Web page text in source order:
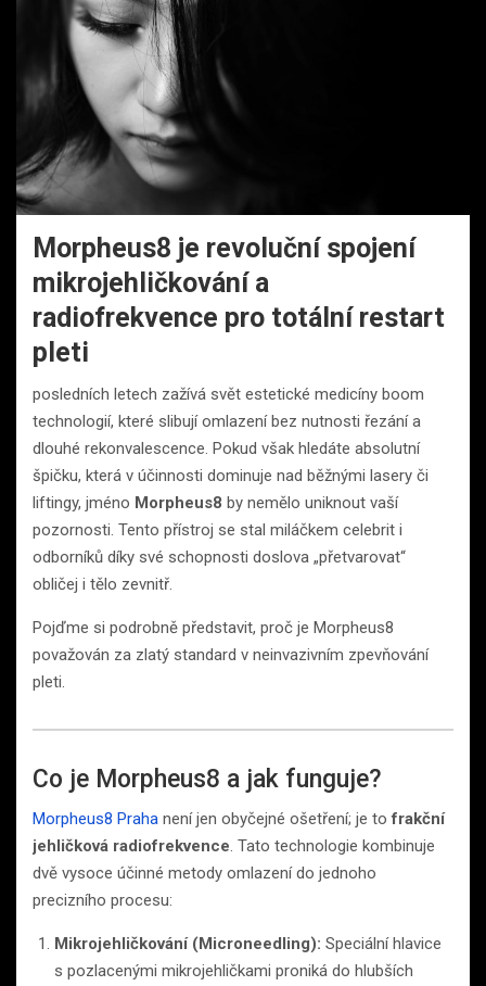
Morpheus8 je revoluční spojení
mikrojehličkování a
radiofrekvence pro totální restart
pleti
posledních letech zažívá svět estetické medicíny boom
technologií, které slibují omlazení bez nutnosti řezání a
dlouhé rekonvalescence. Pokud však hledáte absolutní
špičku, která v účinnosti dominuje nad běžnými lasery či
liftingy, jméno Morpheus8 by nemělo uniknout vaší
pozornosti. Tento přístroj se stal miláčkem celebrit i
odborníků díky své schopnosti doslova „přetvarovat“
obličej i tělo zevnitř.
Pojďme si podrobně představit, proč je Morpheus8
považován za zlatý standard v neinvazivním zpevňování
pleti.
Co je Morpheus8 a jak funguje?
Morpheus8 Praha není jen obyčejné ošetření; je tofrakční
jehličková radiofrekvence. Tato technologie kombinuje
dvě vysoce účinné metody omlazení do jednoho
precizního procesu:
Mikrojehličkování (Microneedling): Speciální hlavice
s pozlacenými mikrojehličkami proniká do hlubších